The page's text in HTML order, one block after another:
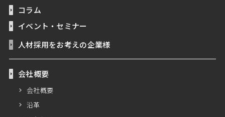
コラム
イベント・セミナー
人材採用をお考えの企業様
会社概要
会社概要
沿革